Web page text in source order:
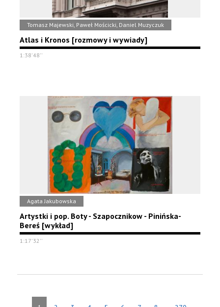
Tomasz Majewski, Paweł Mościcki, Daniel Muzyczuk
Atlas i Kronos [rozmowy i wywiady]
1:38'48''
Agata Jakubowska
Artystki i pop. Boty - Szapocznikow - Pinińska-
Bereś [wykład]
1:17'32''